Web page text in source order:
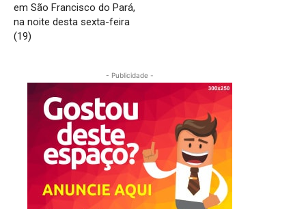
em São Francisco do Pará,
na noite desta sexta-feira
(19)
- Publicidade -